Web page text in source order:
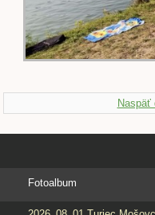
Naspäť
Fotoalbum